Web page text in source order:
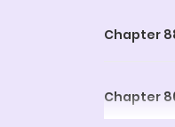
Chapter
Chapter